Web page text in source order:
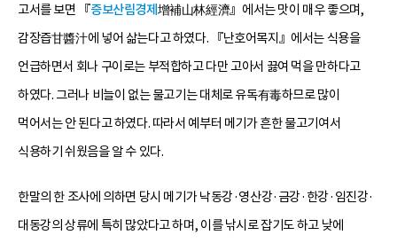
고서를 보면 『증보산림경제 增補山林經濟』에서는 맛이 매우 좋으며,
감장즙甘醬汁에 넣어 삶는다고 하였다. 『난호어목지』에서는 식용을
언급하면서 회나 구이로는 부적합하고 다만 고아서 끓여 먹을 만하다고
하였다. 그러나 비늘이 없는 물고기는 대체로 유독有毒하므로 많이
먹어서는 안 된다고 하였다. 따라서 예부터 메기가 흔한 물고기여서
식용하기 쉬웠음을 알 수 있다.
한말의 한 조사에 의하면 당시 메기가 낙동강·영산강·금강·한강·임진강·
대동강의 상류에 특히 많았다고 하며, 이를 낚시로 잡기도 하고 낮에